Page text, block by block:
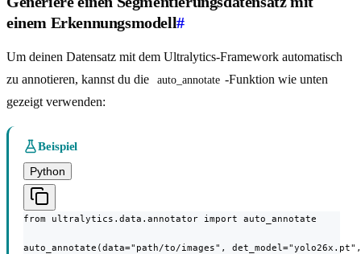
einem Erkennungsmodell#
Um deinen Datensatz mit dem Ultralytics-Framework automatisch
zu annotieren, kannst du die
auto_annotate -Funktion wie unten
gezeigt verwenden:
Beispiel
Python
from ultralytics.data.annotator import auto_annotate
auto_annotate(data="path/to/images", det_model="yolo26x.pt",